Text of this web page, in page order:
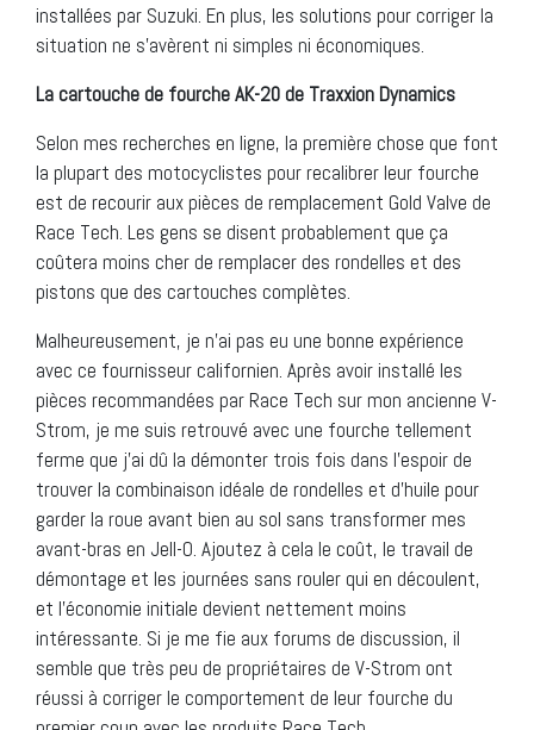
installées par Suzuki. En plus, les solutions pour corriger la
situation ne s’avèrent ni simples ni économiques.
La cartouche de fourche AK-20 de Traxxion Dynamics
Selon mes recherches en ligne, la première chose que font
la plupart des motocyclistes pour recalibrer leur fourche
est de recourir aux pièces de remplacement Gold Valve de
Race Tech. Les gens se disent probablement que ça
coûtera moins cher de remplacer des rondelles et des
pistons que des cartouches complètes.
Malheureusement, je n’ai pas eu une bonne expérience
avec ce fournisseur californien. Après avoir installé les
pièces recommandées par Race Tech sur mon ancienne V-
Strom, je me suis retrouvé avec une fourche tellement
ferme que j’ai dû la démonter trois fois dans l’espoir de
trouver la combinaison idéale de rondelles et d’huile pour
garder la roue avant bien au sol sans transformer mes
avant-bras en Jell-O. Ajoutez à cela le coût, le travail de
démontage et les journées sans rouler qui en découlent,
et l’économie initiale devient nettement moins
intéressante. Si je me fie aux forums de discussion, il
semble que très peu de propriétaires de V-Strom ont
réussi à corriger le comportement de leur fourche du